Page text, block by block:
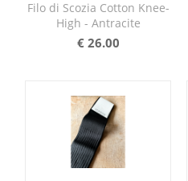
Filo di Scozia Cotton Knee-
High - Antracite
€ 26.00